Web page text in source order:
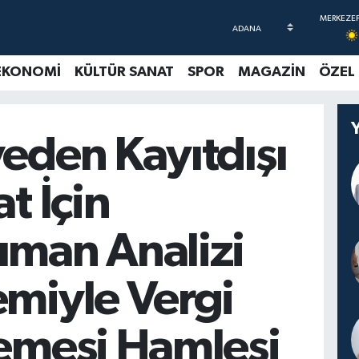
KÜLTÜR SANAT SPOR MAGAZİN ÖZEL
Kayıtdışı
İçin
Analizi
Vergi
Hamlesi